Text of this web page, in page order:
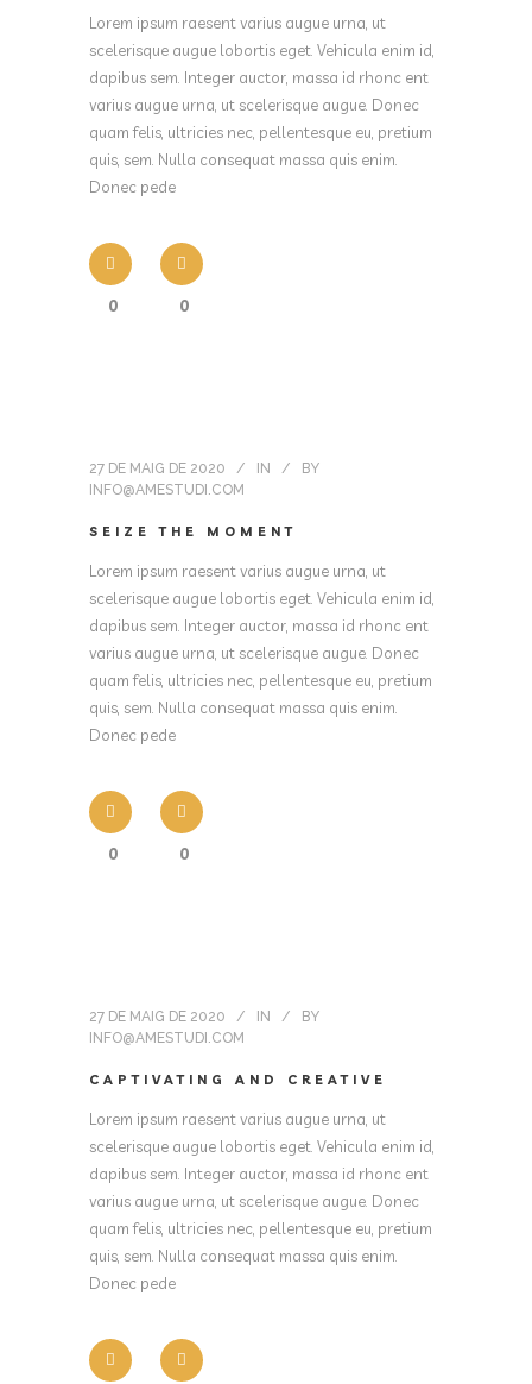
Lorem ipsum raesent varius augue urna, ut
scelerisque augue lobortis eget. Vehicula enim id,
dapibus sem. Integer auctor, massa id rhonc ent
varius augue urna, ut scelerisque augue. Donec
quam felis, ultricies nec, pellentesque eu, pretium
quis, sem. Nulla consequat massa quis enim.
Donec pede
0 0
27 DE MAIG DE 2020 IN
BY
INFO@AMESTUDI.COM
SEIZE THE MOMENT
Lorem ipsum raesent varius augue urna, ut
scelerisque augue lobortis eget. Vehicula enim id,
dapibus sem. Integer auctor, massa id rhonc ent
varius augue urna, ut scelerisque augue. Donec
quam felis, ultricies nec, pellentesque eu, pretium
quis, sem. Nulla consequat massa quis enim.
Donec pede
0 0
27 DE MAIG DE 2020 IN
BY
INFO@AMESTUDI.COM
CAPTIVATING AND CREATIVE
Lorem ipsum raesent varius augue urna, ut
scelerisque augue lobortis eget. Vehicula enim id,
dapibus sem. Integer auctor, massa id rhonc ent
varius augue urna, ut scelerisque augue. Donec
quam felis, ultricies nec, pellentesque eu, pretium
quis, sem. Nulla consequat massa quis enim.
Donec pede